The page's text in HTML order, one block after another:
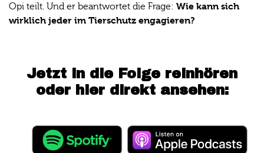
Opi teilt. Und er beantwortet die Frage: Wie kann sich
wirklich jeder im Tierschutz engagieren?
Jetzt in die Folge reinhören
oder hier direkt ansehen: